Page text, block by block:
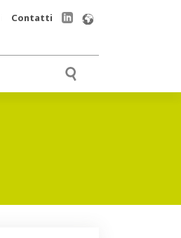
Contatti